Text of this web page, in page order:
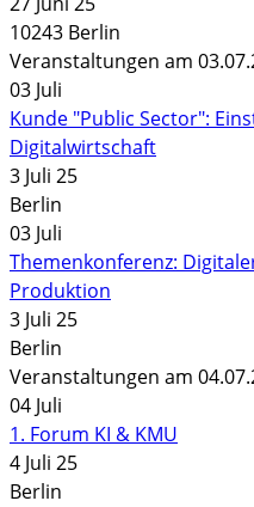
10243 Berlin
Veranstaltungen am
03 Juli
Kunde "Public Sector":
Digitalwirtschaft
3 Juli 25
Berlin
03 Juli
Themenkonferenz:
Produktion
3 Juli 25
Berlin
Veranstaltungen am
04 Juli
1. Forum KI & KMU
4 Juli 25
Berlin